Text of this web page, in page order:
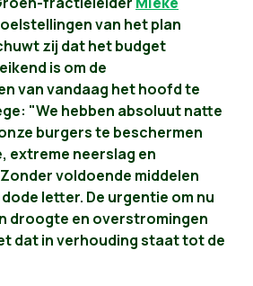
van het plan
zij dat het budget
is om de
van vandaag het hoofd te
"We hebben absoluut natte
burgers te beschermen
extreme neerslag en
voldoende middelen
letter. De urgentie om nu
droogte en overstromingen
dat in verhouding staat tot de